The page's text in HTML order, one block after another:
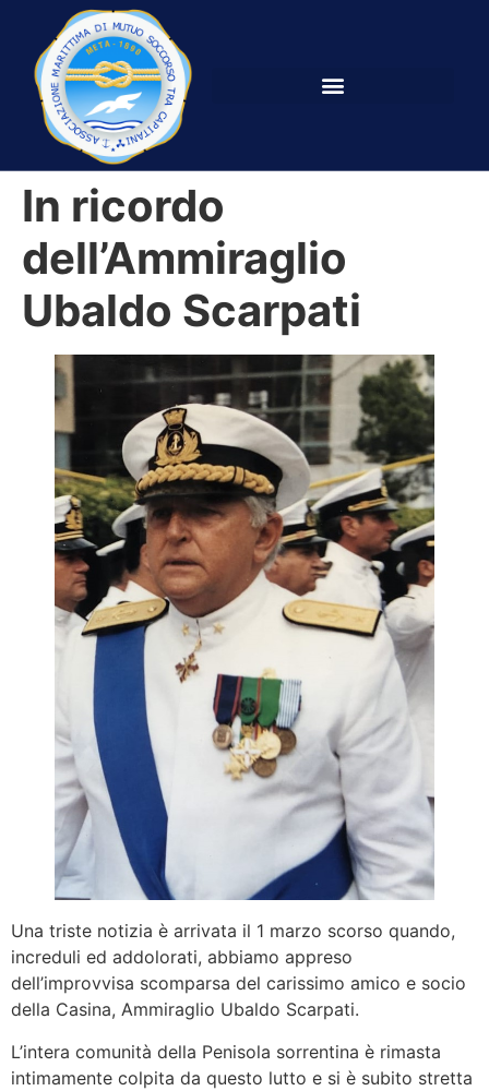
In ricordo
dell’Ammiraglio
Ubaldo Scarpati
Una triste notizia è arrivata il 1 marzo scorso quando,
increduli ed addolorati, abbiamo appreso
dell’improvvisa scomparsa del carissimo amico e socio
della Casina, Ammiraglio Ubaldo Scarpati.
L’intera comunità della Penisola sorrentina è rimasta
intimamente colpita da questo lutto e si è subito stretta